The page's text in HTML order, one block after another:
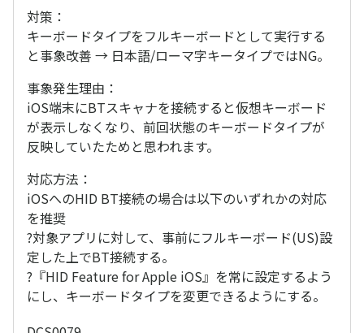
対策：
キーボードタイプをフルキーボードとして実行する
と事象改善 → 日本語/ローマ字キータイプではNG。
事象発生理由：
iOS端末にBTスキャナを接続すると仮想キーボード
が表示しなくなり、前回状態のキーボードタイプが
反映していたためと思われます。
対応方法：
iOSへのHID BT接続の場合は以下のいずれかの対応
を推奨
?対象アプリに対して、事前にフルキーボード(US)設
定した上でBT接続する。
?『HID Feature for Apple iOS』を常に設定するよう
にし、キーボードタイプを変更できるようにする。